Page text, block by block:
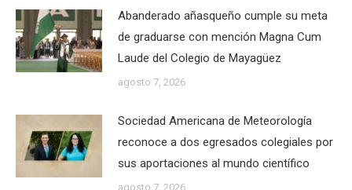
Abanderado añasqueño cumple su meta
de graduarse con mención Magna Cum
Laude del Colegio de Mayagüez
agosto 7, 2026
Sociedad Americana de Meteorología
reconoce a dos egresados colegiales por
sus aportaciones al mundo científico
agosto 7, 2026